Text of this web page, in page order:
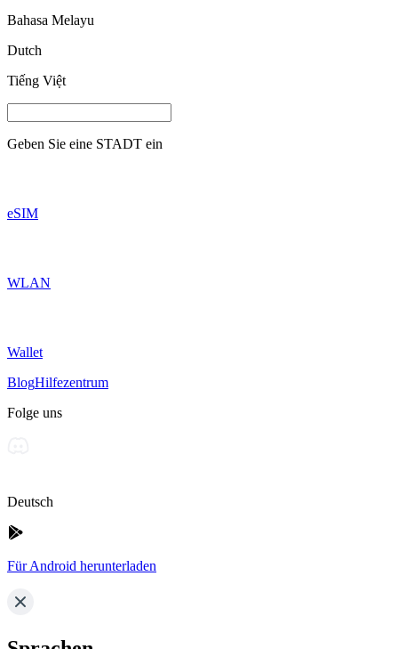
Bahasa Melayu
Dutch
Tiếng Việt
Geben Sie eine STADT ein
eSIM
WLAN
Wallet
BlogHilfezentrum
Folge uns
Deutsch
Für Android herunterladen